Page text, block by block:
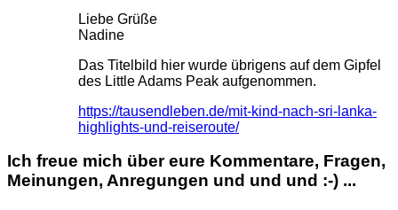
Liebe Grüße
Nadine
Das Titelbild hier wurde übrigens auf dem Gipfel
des Little Adams Peak aufgenommen.
https://tausendleben.de/mit-kind-nach-sri-lanka-
highlights-und-reiseroute/
Ich freue mich über eure Kommentare, Fragen,
Meinungen, Anregungen und und und :-) ...